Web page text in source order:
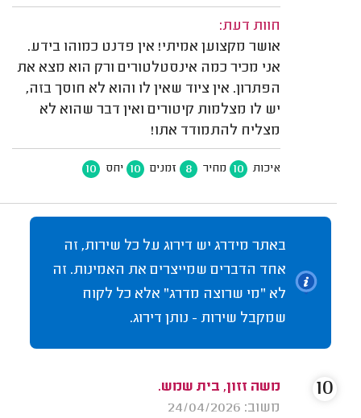
חוות דעת:
אושר מקצוען אמיתי! אין פדנט כמוהו בידע.
אני מכיר כמה אינסטלטורים ורק הוא מצא את
הפתרון. אין ציוד שאין לו והוא לא חוסך בזה,
יש לו מצלמות קיטורים ואין דבר שהוא לא
מצליח להתמודד אתו!
איכות 10 מחיר 8 זמנים 10 יחס 10
באתר מידרג יש דירוג על כל שירות, זה
אחד הדברים שמייצרים את האמינות. זה
לא "מי שרוצה מדרג" אלא כל לקוח
שמקבל שירות - נותן דירוג.
משה זזון, בית שמש.
משוב: 24/04/2026
10